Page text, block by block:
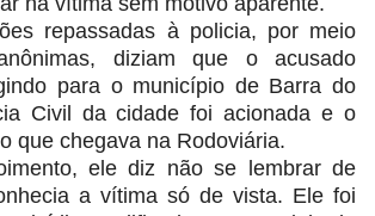
repassadas à policia, por meio
diziam que o acusado
para o município de Barra do
Civil da cidade foi acionada e o
que chegava na Rodoviária.
ele diz não se lembrar de
a vítima só de vista. Ele foi